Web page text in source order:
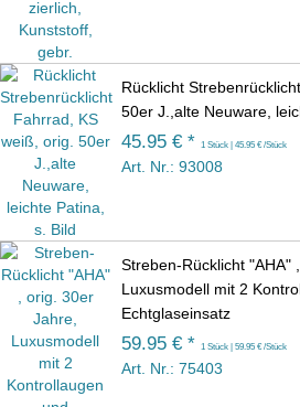
Rücklicht
50er J.,alte Neuware,
45.95 € * 1 Stück | 45.95 € /Stück
Art. Nr.: 93008
Streben-Rücklicht "AHA"
Luxusmodell mit 2
Echtglaseinsatz
59.95 € * 1 Stück | 59.95 € /Stück
Art. Nr.: 75403